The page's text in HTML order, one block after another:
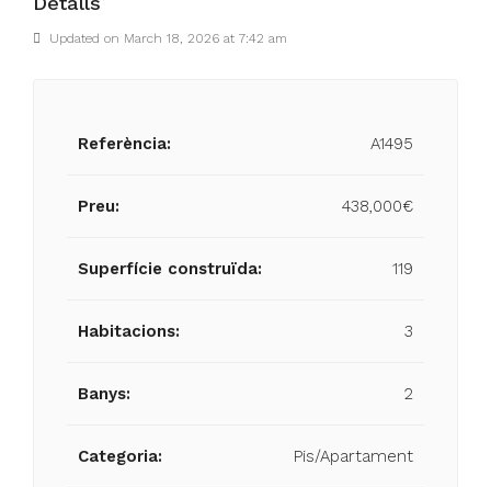
Updated on March 18, 2026 at 7:42 am
Referència: A1495
Preu: 438,000€
Superfície construïda: 119
Habitacions: 3
Banys: 2
Categoria: Pis/Apartament